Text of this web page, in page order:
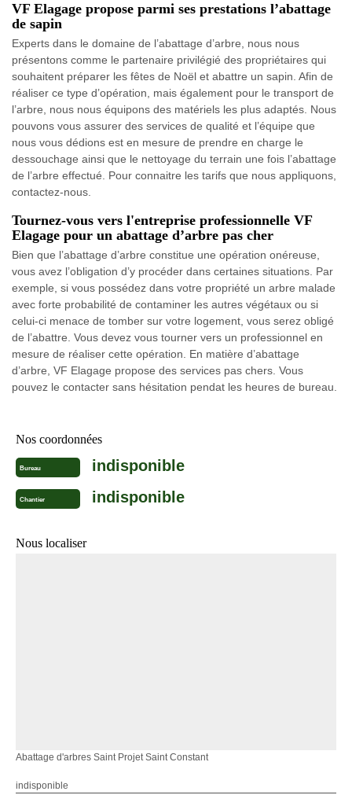
VF Elagage propose parmi ses prestations l’abattage
de sapin
Experts dans le domaine de l’abattage d’arbre, nous nous
présentons comme le partenaire privilégié des propriétaires qui
souhaitent préparer les fêtes de Noël et abattre un sapin. Afin de
réaliser ce type d’opération, mais également pour le transport de
l’arbre, nous nous équipons des matériels les plus adaptés. Nous
pouvons vous assurer des services de qualité et l’équipe que
nous vous dédions est en mesure de prendre en charge le
dessouchage ainsi que le nettoyage du terrain une fois l’abattage
de l’arbre effectué. Pour connaitre les tarifs que nous appliquons,
contactez-nous.
Tournez-vous vers l'entreprise professionnelle VF
Elagage pour un abattage d’arbre pas cher
Bien que l’abattage d’arbre constitue une opération onéreuse,
vous avez l’obligation d’y procéder dans certaines situations. Par
exemple, si vous possédez dans votre propriété un arbre malade
avec forte probabilité de contaminer les autres végétaux ou si
celui-ci menace de tomber sur votre logement, vous serez obligé
de l’abattre. Vous devez vous tourner vers un professionnel en
mesure de réaliser cette opération. En matière d’abattage
d’arbre, VF Elagage propose des services pas chers. Vous
pouvez le contacter sans hésitation pendat les heures de bureau.
Nos coordonnées
Bureau indisponible
Chantier indisponible
Nous localiser
Abattage d'arbres Saint Projet Saint Constant
indisponible